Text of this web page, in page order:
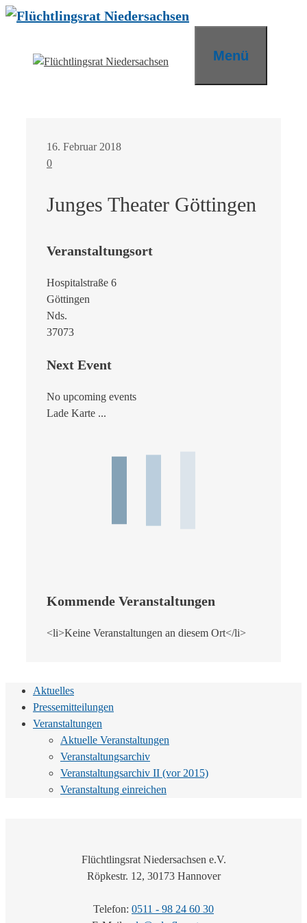
Zum
Menü
16. Februar 2018
0
Junges Theater Göttingen
Veranstaltungsort
Hospitalstraße 6
Göttingen
Nds.
37073
Next Event
No upcoming events
Lade Karte ...
Kommende Veranstaltungen
<li>Keine Veranstaltungen an diesem Ort</li>
Aktuelles
Pressemitteilungen
Veranstaltungen
Aktuelle Veranstaltungen
Veranstaltungsarchiv
Veranstaltungsarchiv II (vor 2015)
Veranstaltung einreichen
Flüchtlingsrat Niedersachsen e.V.
Röpkestr. 12, 30173 Hannover
Telefon: 0511 - 98 24 60 30